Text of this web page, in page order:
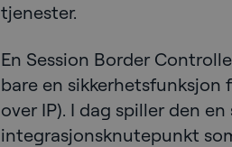
tjenester.
En Session Border
bare en sikkerhetsfunksjon
over IP). I dag spiller den
integrasjonsknutepunkt